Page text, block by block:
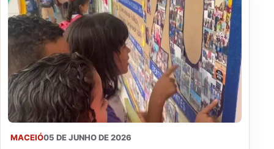
MACEIÓ05 DE JUNHO DE 2026